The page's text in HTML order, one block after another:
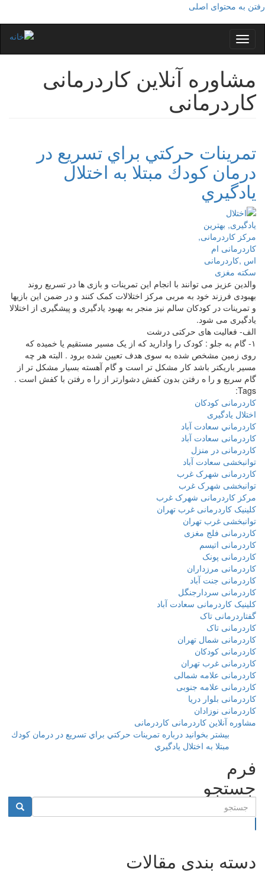
رفتن به محتوای اصلی
Toggle
navigation
مشاوره آنلاین کاردرمانی
کاردرمانی
تمرينات حركتي براي تسريع در
درمان كودك مبتلا به اختلال
يادگيري
والدین عزیز می توانند با انجام این تمرینات و بازی ها در تسریع روند
بهبودی فرزند خود به مربی مرکز اختلالات کمک کنند و در ضمن این بازیها
و تمرینات در کودکان سالم نیز منجر به بهبود یادگیری و پیشگیری از اختلالا
یادگیری می شود.
الف- فعالیت های حرکتی درشت
۱- گام به جلو : کودک را وادارید که از یک مسیر مستقیم یا خمیده که
روی زمین مشخص شده به سوی هدف تعیین شده برود . البته هر چه
مسیر باریکتر باشد کار مشکل تر است و گام آهسته بسیار مشکل تر از
گام سریع و را ه رفتن بدون کفش دشوارتر از را ه رفتن با کفش است .
Tags:
كاردرمانى كودكان
اختلال يادگيرى
كاردرماني سعادت آباد
کاردرمانی سعادت آباد
کاردرمانی در منزل
توانبخشی سعادت آباد
کاردرمانی شهرک غرب
توانبخشی شهرک غرب
مرکز کاردرمانی شهرک غرب
کلینیک کاردرمانی غرب تهران
توانبخشی غرب تهران
کاردرمانی فلج مغزی
کاردرمانی اتیسم
کاردرمانی پونک
کاردرمانی مرزداران
کاردرمانی جنت آباد
کاردرمانی سردارجنگل
کلینیک کاردرمانی سعادت آباد
گفتاردرمانی تاک
کاردرمانی تاک
کاردرمانی شمال تهران
کاردرمانی کودکان
کاردرمانی غرب تهران
کاردرمانی علامه شمالی
کاردرمانی علامه جنوبی
کاردرمانی بلوار دریا
کاردرمانی نوزادان
مشاوره آنلاین کاردرمانی کاردرمانی
بیشتر بخوانید درباره تمرينات حركتي براي تسريع در درمان كودك
مبتلا به اختلال يادگيري
فرم
جستجو
دسته بندی مقالات